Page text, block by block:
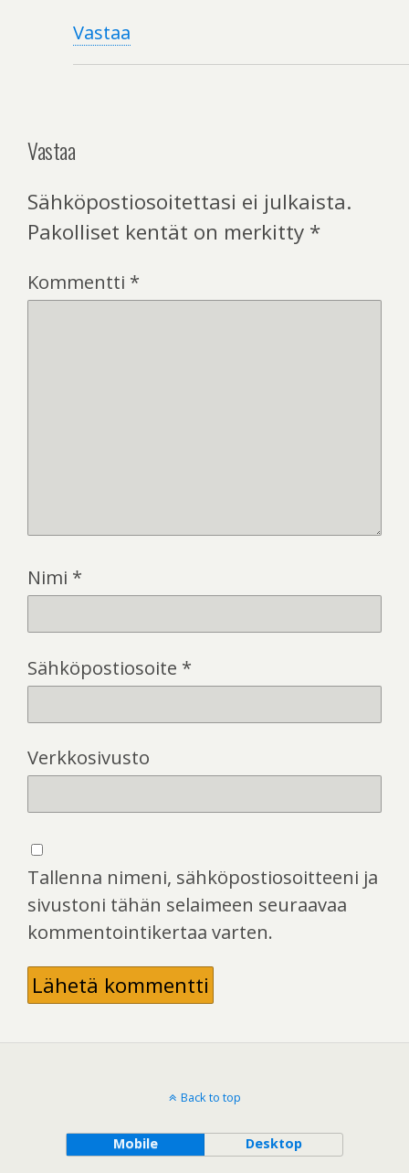
Vastaa
Vastaa
Sähköpostiosoitettasi ei julkaista.
Pakolliset kentät on merkitty *
Kommentti *
Nimi *
Sähköpostiosoite *
Verkkosivusto
Tallenna nimeni, sähköpostiosoitteeni ja
sivustoni tähän selaimeen seuraavaa
kommentointikertaa varten.
Back to top
Mobile Desktop